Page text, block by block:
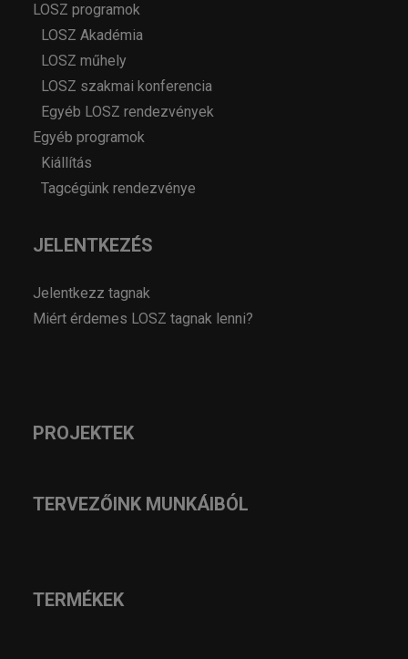
LOSZ programok
LOSZ Akadémia
LOSZ műhely
LOSZ szakmai konferencia
Egyéb LOSZ rendezvények
Egyéb programok
Kiállítás
Tagcégünk rendezvénye
JELENTKEZÉS
Jelentkezz tagnak
Miért érdemes LOSZ tagnak lenni?
PROJEKTEK
TERVEZŐINK MUNKÁIBÓL
TERMÉKEK